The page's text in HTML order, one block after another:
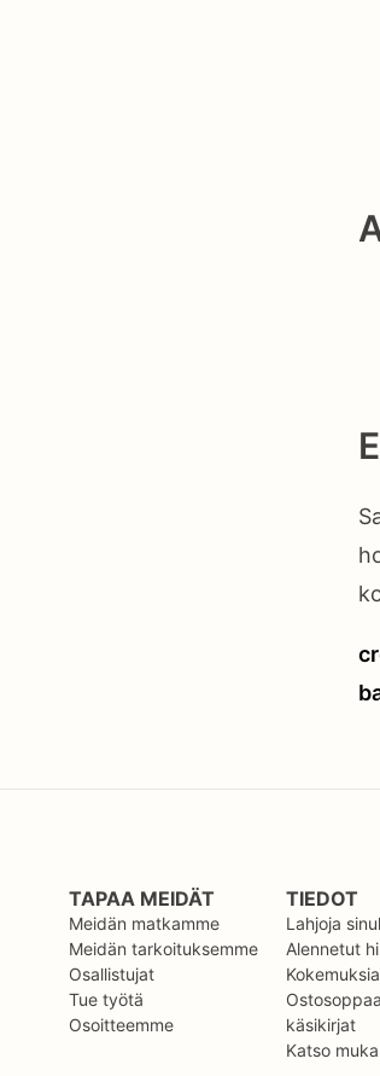
TAPAA MEIDÄT
Meidän matkamme
Meidän tarkoituksemme
Osallistujat
Tue työtä
Osoitteemme
TIEDOT
Lahjoja
Alennetut
Kokemuksia
käsikirjat
Katso